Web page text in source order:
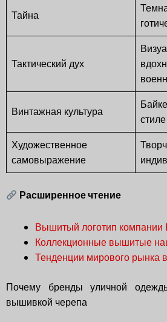
Тайна
Тактический дух
Винтажная культура
Художественное
самовыражение
Расширенное чтение
Вышитый логотип компании
Коллекционные вышитые
Тенденции мирового
Почему бренды уличной
вышивкой черепа